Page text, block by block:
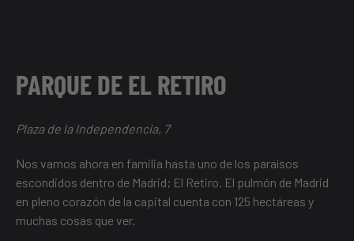
PARQUE DE EL RETIRO
Plaza de la Independencia, 7
Nos vamos ahora en familia hasta uno de los paraísos
escondidos dentro de Madrid; El Retiro. El pulmón de Madrid
en pleno corazón de la capital cuenta con 125 hectáreas y
muchas cosas que ver.